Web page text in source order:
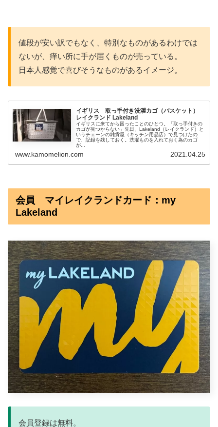
値段が安い訳でもなく、特別なものがあるわけでは
ないが、痒い所に手が届くものが売っている。
日本人感覚で喜びそうなものがあるイメージ。
イギリス 取っ手付き洗濯カゴ（バスケット）
レイクランド Lakeland
イギリスに来てから困ったことのひとつ。「取っ手付きの
カゴが見つからない」先日、Lakeland（レイクランド）と
いうチェーンの雑貨屋（キッチン用品店）で見つけたの
で、記録を残しておく。洗濯ものを入れておく為のカゴ
が...
www.kamomelion.com 2021.04.25
会員 マイレイクランドカード：my
Lakeland
会員登録は無料。